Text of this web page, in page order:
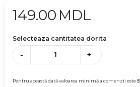
149.00 MDL
Selecteaza cantitatea dorita
- +
Pentru această dată valoarea minimă a comenzii este